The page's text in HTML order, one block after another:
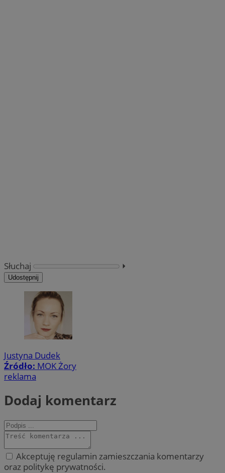
Słuchaj ⏵︎
Udostępnij
Justyna Dudek
Źródło: MOK Żory
reklama
Dodaj komentarz
Akceptuję regulamin zamieszczania komentarzy
oraz politykę prywatności.